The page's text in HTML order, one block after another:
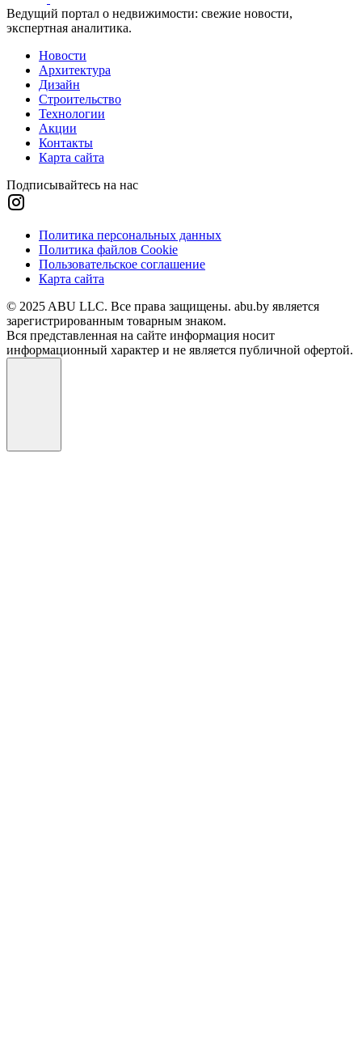
Ведущий портал о недвижимости: свежие новости,
экспертная аналитика.
Новости
Архитектура
Дизайн
Строительство
Технологии
Акции
Контакты
Карта сайта
Подписывайтесь на нас
Политика персональных данных
Политика файлов Cookie
Пользовательское соглашение
Карта сайта
© 2025 ABU LLC. Все права защищены. abu.by является
зарегистрированным товарным знаком.
Вся представленная на сайте информация носит
информационный характер и не является публичной офертой.